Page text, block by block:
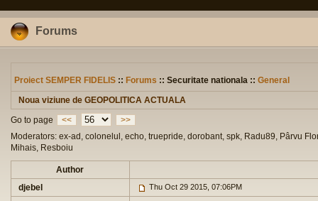
Forums
Proiect SEMPER FIDELIS :: Forums :: Securitate nationala :: General
Noua viziune de GEOPOLITICA ACTUALA
Go to page
<<
>>
Moderators: ex-ad, colonelul, echo, truepride, dorobant, spk, Radu89, Pârvu
Mihais, Resboiu
Author
djebel
Thu Oct 29 2015, 07:06PM